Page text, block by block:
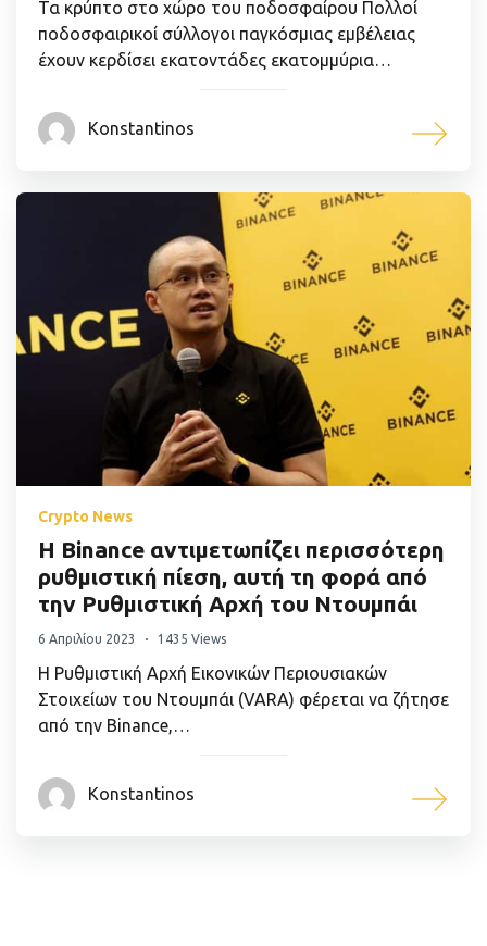
Τα κρύπτο στο χώρο του ποδοσφαίρου Πολλοί
ποδοσφαιρικοί σύλλογοι παγκόσμιας εμβέλειας
έχουν κερδίσει εκατοντάδες εκατομμύρια…
Konstantinos
Crypto News
Η Binance αντιμετωπίζει περισσότερη
ρυθμιστική πίεση, αυτή τη φορά από
την Ρυθμιστική Αρχή του Ντουμπάι
6 Απριλίου 2023 1435 Views
Η Ρυθμιστική Αρχή Εικονικών Περιουσιακών
Στοιχείων του Ντουμπάι (VARA) φέρεται να ζήτησε
από την Binance,…
Konstantinos